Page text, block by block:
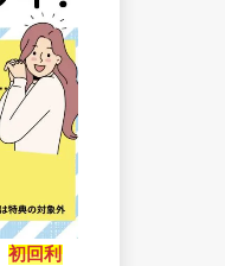
初回利